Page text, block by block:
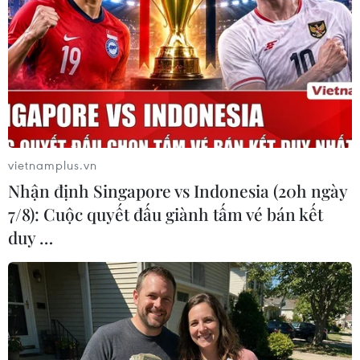
Trong một phát biểu đăng trên Twitter, Tổng thống Trump
tỏ ý hy vọng về cuộc gặp thứ hai với nhà lãnh đạo Triều
Tiên Kim Jong-un và cho biết các vấn đề liên quan đến
Triều Tiên đang đạt tiến triển.
vietnamplus.vn
Nhận định Singapore vs Indonesia (20h ngày
7/8): Cuộc quyết đấu giành tấm vé bán kết
duy …